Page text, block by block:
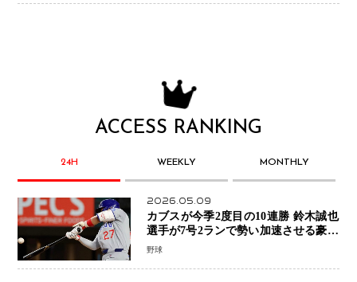
ACCESS RANKING
24H WEEKLY MONTHLY
2026.05.09
カブスが今季2度目の10連勝 鈴木誠也
選手が7号2ランで勢い加速させる豪快
アーチ
野球